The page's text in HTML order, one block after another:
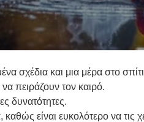
σχέδια και μια μέρα στο
πειράζουν τον καιρό.
δυνατότητες.
είναι ευκολότερο να τις